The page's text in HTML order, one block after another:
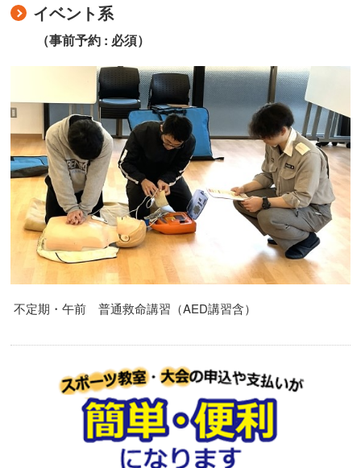
イベント系
（事前予約 : 必須）
不定期・午前 普通救命講習（AED講習含）